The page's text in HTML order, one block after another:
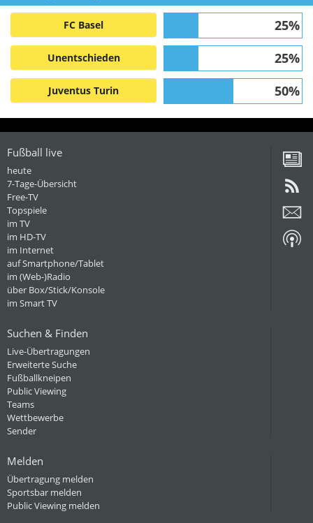
FC Basel 25%
Unentschieden 25%
Juventus Turin 50%
Fußball live
heute
7-Tage-Übersicht
Free-TV
Topspiele
im TV
im HD-TV
im Internet
auf Smartphone/Tablet
im (Web-)Radio
über Box/Stick/Konsole
im Smart TV
Suchen & Finden
Live-Übertragungen
Erweiterte Suche
Fußballkneipen
Public Viewing
Teams
Wettbewerbe
Sender
Melden
Übertragung melden
Sportsbar melden
Public Viewing melden